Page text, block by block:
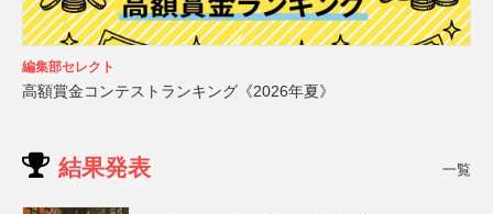
編集部セレクト
高額賞金コンテストランキング《2026年夏》
結果発表 一覧